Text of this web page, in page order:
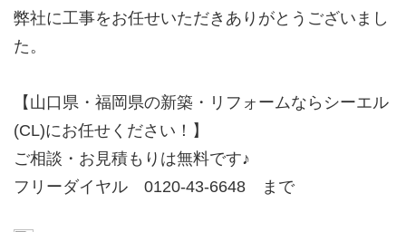
弊社に工事をお任せいただきありがとうございまし
た。
【山口県・福岡県の新築・リフォームならシーエル
(CL)にお任せください！】
ご相談・お見積もりは無料です♪
フリーダイヤル 0120-43-6648 まで